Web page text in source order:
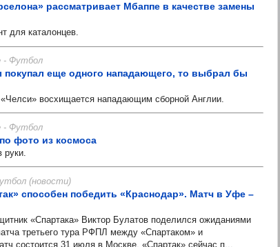
рассматривает Мбаппе в качестве замены
для каталонцев.
- Футбол
покупал еще одного нападающего, то выбрал бы
восхищается нападающим сборной Англии.
- Футбол
фото из космоса
(новости)
способен победить «Краснодар». Матч в Уфе –
«Спартака» Виктор Булатов поделился ожиданиями
третьего тура РФПЛ между «Спартаком» и
состоится 31 июля в Москве. «Спартак» сейчас п...